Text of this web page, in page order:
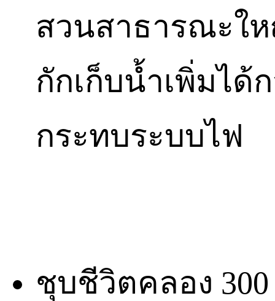
สวนสาธารณะใ
กักเก็บน้ำเพิ่มได้
กระทบระบบไฟ
ชุบชีวิตคลอง